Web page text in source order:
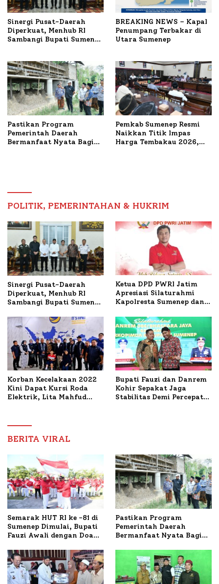
Sinergi Pusat-Daerah
Diperkuat, Menhub RI
Sambangi Bupati Sumenep
BREAKING NEWS – Kapal
Penumpang Terbakar di
Utara Sumenep
Pastikan Program
Pemerintah Daerah
Bermanfaat Nyata Bagi
Pemkab Sumenep Resmi
Naikkan Titik Impas
Harga Tembakau 2026,
POLITIK, PEMERINTAHAN & HUKRIM
Sinergi Pusat-Daerah
Diperkuat, Menhub RI
Sambangi Bupati Sumenep
Mutiara Sentosa II
Ketua DPD PWRI Jatim
Apresiasi Silaturahmi
Kapolresta Sumenep dan
Ideal Polri-Pers
Korban Kecelakaan 2022
Kini Dapat Kursi Roda
Elektrik, Lita Mahfud
Nabil
Bupati Fauzi dan Danrem
Kohir Sepakat Jaga
Stabilitas Demi Percepat
BERITA VIRAL
Semarak HUT RI ke -81 di
Sumenep Dimulai, Bupati
Fauzi Awali dengan Doa
Terbakar
Pastikan Program
Pemerintah Daerah
Bermanfaat Nyata Bagi
Sumenep Tinjau Langsung
Budidaya Lele dan Ayam
Petelur di Desa Bataal
Timur